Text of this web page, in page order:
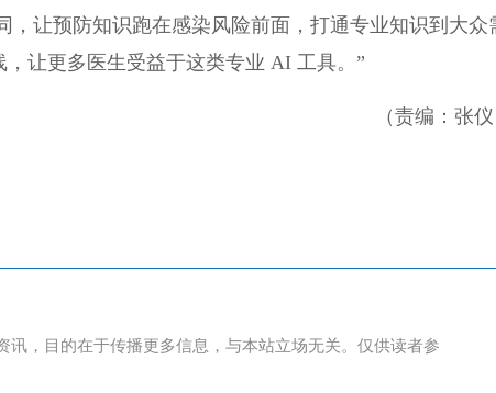
，让预防知识跑在感染风险前面，打通专业知识到大众
，让更多医生受益于这类专业 AI 工具。”
（责编：张仪
，目的在于传播更多信息，与本站立场无关。仅供读者参